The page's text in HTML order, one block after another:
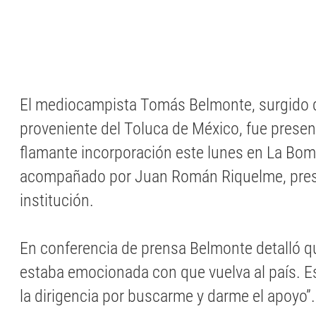
El mediocampista Tomás Belmonte, surgido
proveniente del Toluca de México, fue
flamante incorporación este lunes en La
acompañado por Juan Román Riquelme,
institución.
En conferencia de prensa Belmonte detalló
estaba emocionada con que vuelva al país.
la dirigencia por buscarme y darme el apoyo”.